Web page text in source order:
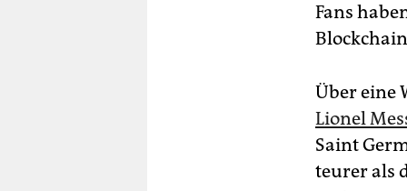
Fans
Über eine
Lionel
Saint
teurer als